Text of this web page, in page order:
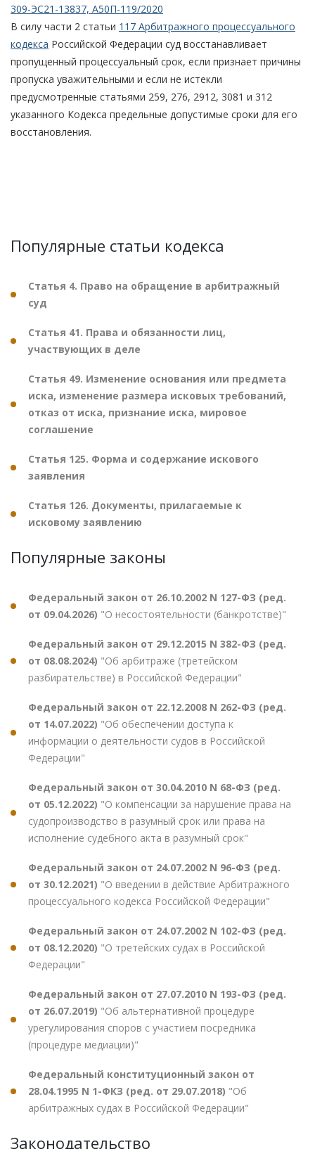
309-ЭС21-13837, А50П-119/2020
В силу части 2 статьи 117 Арбитражного процессуального
кодекса Российской Федерации суд восстанавливает
пропущенный процессуальный срок, если признает причины
пропуска уважительными и если не истекли
предусмотренные статьями 259, 276, 2912, 3081 и 312
указанного Кодекса предельные допустимые сроки для его
восстановления.
Популярные статьи кодекса
Статья 4. Право на обращение в арбитражный
суд
Статья 41. Права и обязанности лиц,
участвующих в деле
Статья 49. Изменение основания или предмета
иска, изменение размера исковых требований,
отказ от иска, признание иска, мировое
соглашение
Статья 125. Форма и содержание искового
заявления
Статья 126. Документы, прилагаемые к
исковому заявлению
Популярные законы
Федеральный закон от 26.10.2002 N 127-ФЗ (ред.
от 09.04.2026) "О несостоятельности (банкротстве)"
Федеральный закон от 29.12.2015 N 382-ФЗ (ред.
от 08.08.2024) "Об арбитраже (третейском
разбирательстве) в Российской Федерации"
Федеральный закон от 22.12.2008 N 262-ФЗ (ред.
от 14.07.2022) "Об обеспечении доступа к
информации о деятельности судов в Российской
Федерации"
Федеральный закон от 30.04.2010 N 68-ФЗ (ред.
от 05.12.2022) "О компенсации за нарушение права на
судопроизводство в разумный срок или права на
исполнение судебного акта в разумный срок"
Федеральный закон от 24.07.2002 N 96-ФЗ (ред.
от 30.12.2021) "О введении в действие Арбитражного
процессуального кодекса Российской Федерации"
Федеральный закон от 24.07.2002 N 102-ФЗ (ред.
от 08.12.2020) "О третейских судах в Российской
Федерации"
Федеральный закон от 27.07.2010 N 193-ФЗ (ред.
от 26.07.2019) "Об альтернативной процедуре
урегулирования споров с участием посредника
(процедуре медиации)"
Федеральный конституционный закон от
28.04.1995 N 1-ФКЗ (ред. от 29.07.2018) "Об
арбитражных судах в Российской Федерации"
Законодательство